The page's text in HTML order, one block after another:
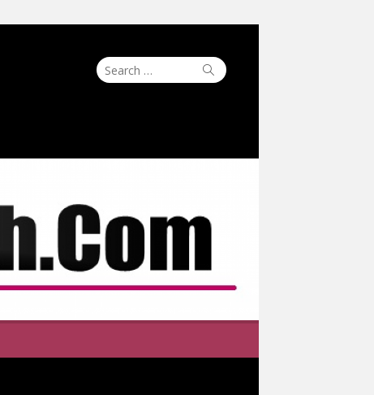
Search
for:
Search